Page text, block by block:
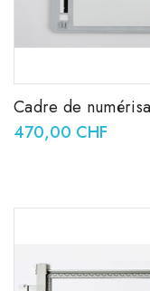
Cadre de
PRSCANFKIT1
470,00 CHF